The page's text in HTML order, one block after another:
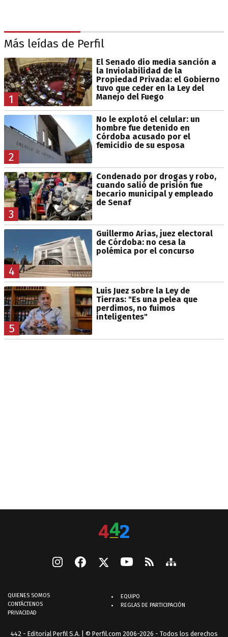
Más leídas de Perfil
1
El Senado dio media sanción a
la Inviolabilidad de la
Propiedad Privada: el Gobierno
tuvo que ceder en la Ley del
Manejo del Fuego
2
No le explotó el celular: un
hombre fue detenido en
Córdoba acusado por el
femicidio de su esposa
3
Condenado por drogas y robo,
cuando salió de prisión fue
becario municipal y empleado
de Senaf
4
Guillermo Arias, juez electoral
de Córdoba: no cesa la
polémica por el concurso
5
Luis Juez sobre la Ley de
Tierras: "Es una pelea que
perdimos, no fuimos
inteligentes"
QUIENES SOMOS
CONTÁCTENOS
PRIVACIDAD
EQUIPO
REGLAS DE PARTICIPACIÓN
442 - Editorial Perfil S.A. | © Perfil.com 2006-2026 - Todos los derechos